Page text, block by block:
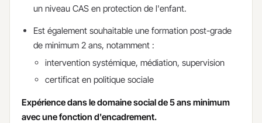
un niveau CAS en protection de l'enfant.
Est également souhaitable une formation post-grade
de minimum 2 ans, notamment :
intervention systémique, médiation, supervision
certificat en politique sociale
Expérience dans le domaine social de 5 ans minimum
avec une fonction d'encadrement.